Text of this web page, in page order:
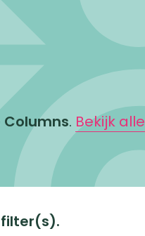
Columns. Bekijk alle
filter(s).